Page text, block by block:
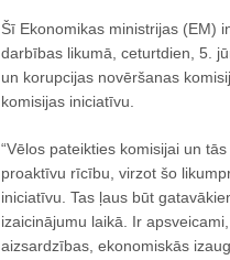
Šī Ekonomikas ministrijas (EM)
darbības likumā, ceturtdien, 5.
un korupcijas novēršanas
komisijas iniciatīvu.
“Vēlos pateikties komisijai un
proaktīvu rīcību, virzot šo
iniciatīvu. Tas ļaus būt
izaicinājumu laikā. Ir
aizsardzības, ekonomiskās